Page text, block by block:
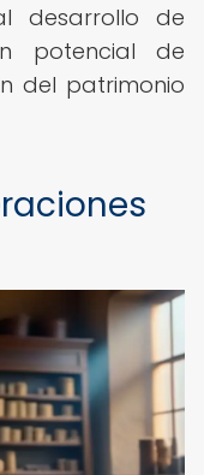
desarrollo de
potencial de
del patrimonio